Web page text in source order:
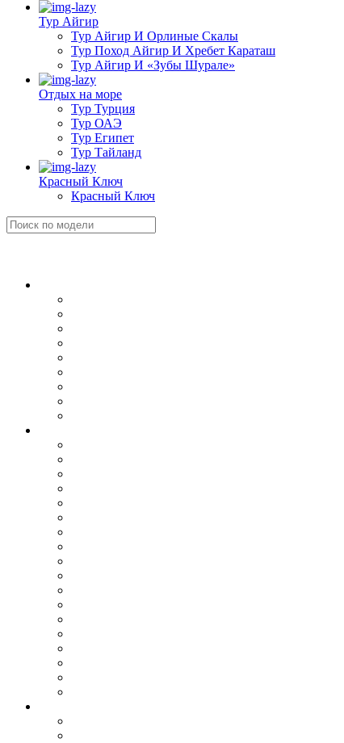
Тур Айгир
Тур Айгир И Орлиные Скалы
Тур Поход Айгир И Хребет Караташ
Тур Айгир И «Зубы Шурале»
Отдых на море
Тур Турция
Тур ОАЭ
Тур Египет
Тур Тайланд
Красный Ключ
Красный Ключ